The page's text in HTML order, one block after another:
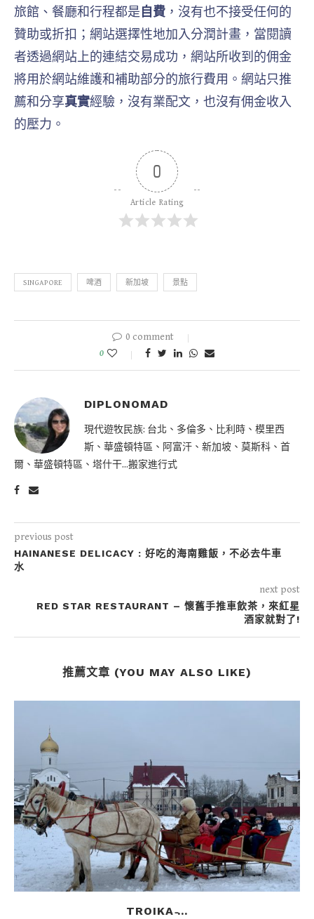
旅館、餐廳和行程都是 自費 ，沒有也不接受任何的
贊助或折扣；網站選擇性地加入分潤計畫，當閱讀
者透過網站上的連結交易成功，網站所收到的佣金
將用於網站維護和補助部分的旅行費用。網站只推
薦和分享真實經驗，沒有業配文，也沒有佣金收入
的壓力。
0
Article Rating
SINGAPORE 啤酒 新加坡 景點
0 comment
0
DIPLONOMAD
現代遊牧民族: 台北、多倫多、比利時、模里西
斯、華盛頓特區、阿富汗、新加坡、莫斯科、首
爾、華盛頓特區、塔什干...搬家進行式
previous post
HAINANESE DELICACY : 好吃的海南雞飯，不必去牛車
水
next post
RED STAR RESTAURANT – 懷舊手推車飲茶，來紅星
酒家就對了!
推薦文章 (YOU MAY ALSO LIKE)
TROIKA ̵...